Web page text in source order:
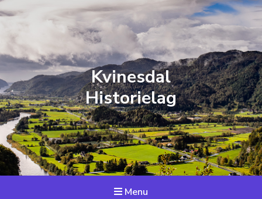
Kvinesdal
Historielag
Menu